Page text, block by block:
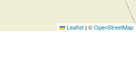
Leaflet | ©OpenStreetMap